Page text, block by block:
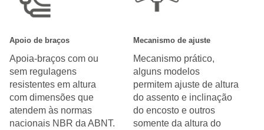
Apoio de braços
Apoia-braços com ou
sem regulagens
resistentes em altura
com dimensões que
atendem às normas
nacionais NBR da ABNT.
Mecanismo de ajuste
Mecanismo prático,
alguns modelos
permitem ajuste de altura
do assento e inclinação
do encosto e outros
somente da altura do